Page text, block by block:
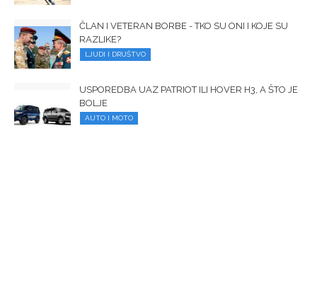
ČLAN I VETERAN BORBE - TKO SU ONI I KOJE SU
RAZLIKE?
LJUDI I DRUŠTVO
USPOREDBA UAZ PATRIOT ILI HOVER H3, A ŠTO JE
BOLJE
AUTO I MOTO